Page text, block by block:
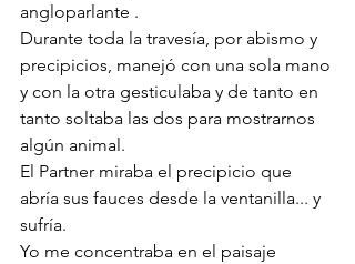
angloparlante .
Durante toda la travesía, por abismo y
precipicios, manejó con una sola mano
y con la otra gesticulaba y de tanto en
tanto soltaba las dos para mostrarnos
algún animal.
El Partner miraba el precipicio que
abría sus fauces desde la ventanilla... y
sufría.
Yo me concentraba en el paisaje